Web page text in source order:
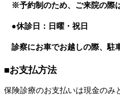
※予約制のため、ご来院の際
●休診日：日曜・祝日
診察にお車でお越しの際、駐
■お支払方法
保険診療のお支払いは現金のみ